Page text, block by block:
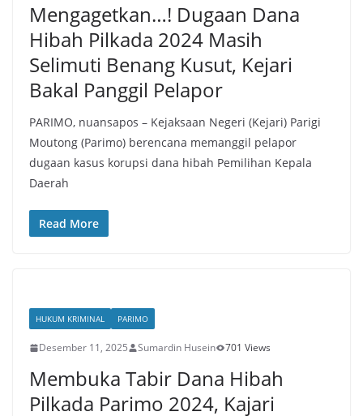
Mengagetkan…! Dugaan Dana
Hibah Pilkada 2024 Masih
Selimuti Benang Kusut, Kejari
Bakal Panggil Pelapor
PARIMO, nuansapos – Kejaksaan Negeri (Kejari) Parigi
Moutong (Parimo) berencana memanggil pelapor
dugaan kasus korupsi dana hibah Pemilihan Kepala
Daerah
Read More
HUKUM KRIMINAL PARIMO
Desember 11, 2025 Sumardin Husein 701 Views
Membuka Tabir Dana Hibah
Pilkada Parimo 2024, Kajari